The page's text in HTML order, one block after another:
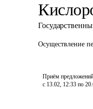
Осуществление
Приём предложений
с 13.02, 12:33 по